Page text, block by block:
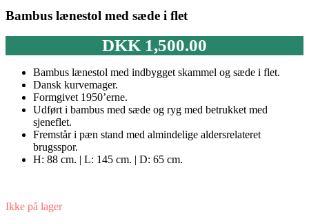
Bambus lænestol med sæde i flet
DKK1,500.00
Bambus lænestol med indbygget skammel og sæde i flet.
Dansk kurvemager.
Formgivet 1950’erne.
Udført i bambus med sæde og ryg med betrukket med
sjeneflet.
Fremstår i pæn stand med almindelige aldersrelateret
brugsspor.
H: 88 cm. | L: 145 cm. | D: 65 cm.
Ikke på lager